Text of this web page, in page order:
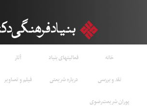
خانه فعالیتهای بنیاد آثار
نقد و بررسی
درباره شریعتی فیلم و تصاویر
پوران شریعت‌رضوی